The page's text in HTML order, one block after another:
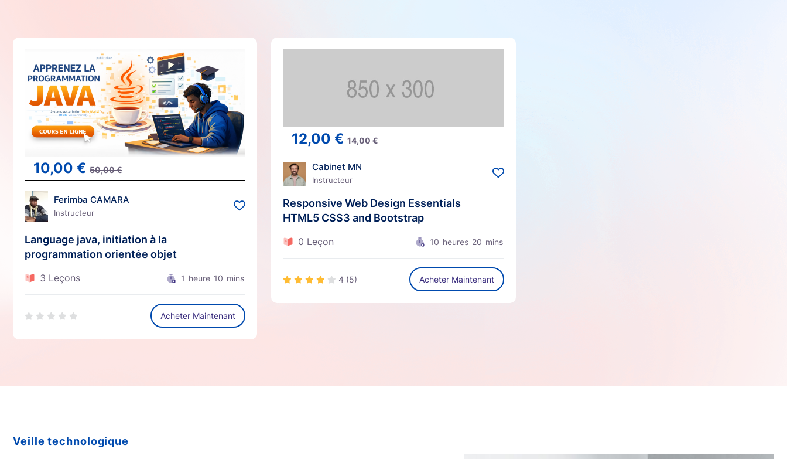
10,00 € 50,00€
Ferimba CAMARA
Instructeur
Language java, initiation à la
programmation orientée objet
3 Leçons 1 heure 10 mins
Acheter Maintenant
12,00€ 14,00€
Cabinet MN
Instructeur
Responsive Web Design Essentials
HTML5 CSS3 and Bootstrap
0 Leçon 10 heures 20 mins
4 (5) Acheter Maintenant
Veille technologique